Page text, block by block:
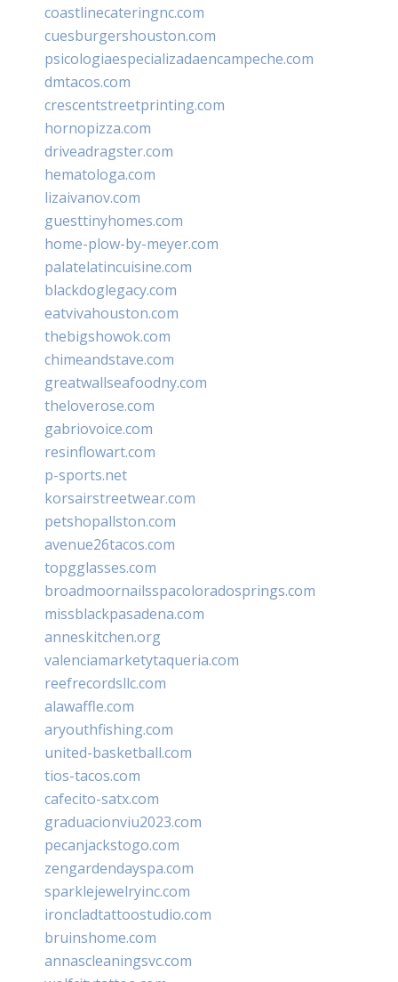
coastlinecateringnc.com
cuesburgershouston.com
psicologiaespecializadaencampeche.com
dmtacos.com
crescentstreetprinting.com
hornopizza.com
driveadragster.com
hematologa.com
lizaivanov.com
guesttinyhomes.com
home-plow-by-meyer.com
palatelatincuisine.com
blackdoglegacy.com
eatvivahouston.com
thebigshowok.com
chimeandstave.com
greatwallseafoodny.com
theloverose.com
gabriovoice.com
resinflowart.com
p-sports.net
korsairstreetwear.com
petshopallston.com
avenue26tacos.com
topgglasses.com
broadmoornailsspacoloradosprings.com
missblackpasadena.com
anneskitchen.org
valenciamarketytaqueria.com
reefrecordsllc.com
alawaffle.com
aryouthfishing.com
united-basketball.com
tios-tacos.com
cafecito-satx.com
graduacionviu2023.com
pecanjackstogo.com
zengardendayspa.com
sparklejewelryinc.com
ironcladtattoostudio.com
bruinshome.com
annascleaningsvc.com